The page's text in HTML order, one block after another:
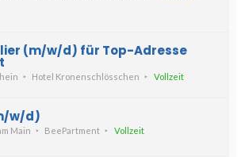
(m/w/d) für Top-Adresse
Hotel Kronenschlösschen Vollzeit
w/d)
Main BeePartment Vollzeit